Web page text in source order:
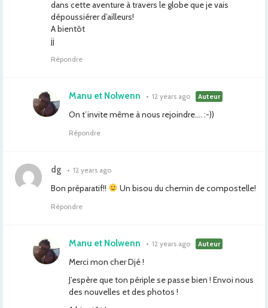
dans cette aventure à travers le globe que je vais
dépoussiérer d’ailleurs!
A bientôt
jj
Répondre
Manu et Nolwenn • 12 years ago Auteur
On t’invite même à nous rejoindre…. :-))
Répondre
dg • 12 years ago
Bon préparatif!! Un bisou du chemin de compostelle!
Répondre
Manu et Nolwenn • 12 years ago Auteur
Merci mon cher Djé !
J’espère que ton périple se passe bien ! Envoi nous
des nouvelles et des photos !